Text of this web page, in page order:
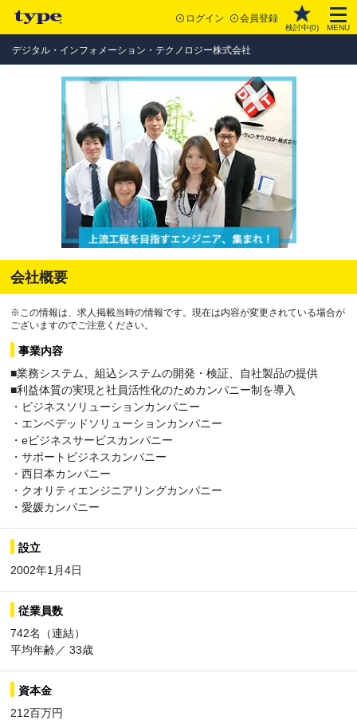
ログイン 会員登録
検討中(0) MENU
デジタル・インフォメーション・テクノロジー株式会社
会社概要
※この情報は、求人掲載当時の情報です。現在は内容が変更されている場合が
ございますのでご注意ください。
事業内容
■業務システム、組込システムの開発・検証、自社製品の提供
■利益体質の実現と社員活性化のためカンパニー制を導入
・ビジネスソリューションカンパニー
・エンベデッドソリューションカンパニー
・eビジネスサービスカンパニー
・サポートビジネスカンパニー
・西日本カンパニー
・クオリティエンジニアリングカンパニー
・愛媛カンパニー
設立
2002年1月4日
従業員数
742名（連結）
平均年齢／ 33歳
資本金
212百万円